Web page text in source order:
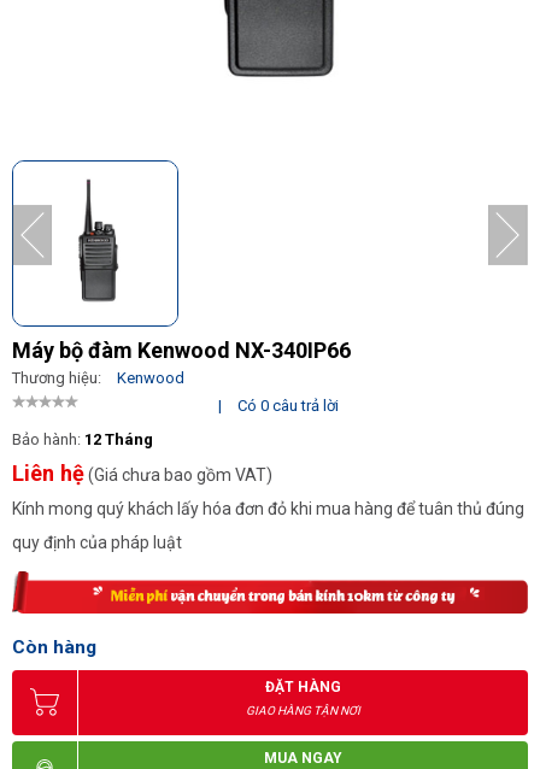
Máy bộ đàm Kenwood NX-340IP66
Thương hiệu:
Kenwood
|
Có 0 câu trả lời
Bảo hành: 12 Tháng
Liên hệ(Giá chưa bao gồm VAT)
Kính mong quý khách lấy hóa đơn đỏ khi mua hàng để tuân thủ đúng
quy định của pháp luật
Còn hàng
ĐẶT HÀNG
GIAO HÀNG TẬN NƠI
MUA NGAY